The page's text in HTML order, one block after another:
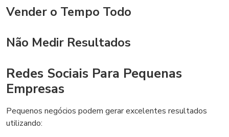
Vender o Tempo Todo
Não Medir Resultados
Redes Sociais Para Pequenas
Empresas
Pequenos negócios podem gerar excelentes resultados
utilizando: